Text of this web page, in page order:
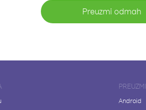
Preuzmi odmah
PREUZMI
Android